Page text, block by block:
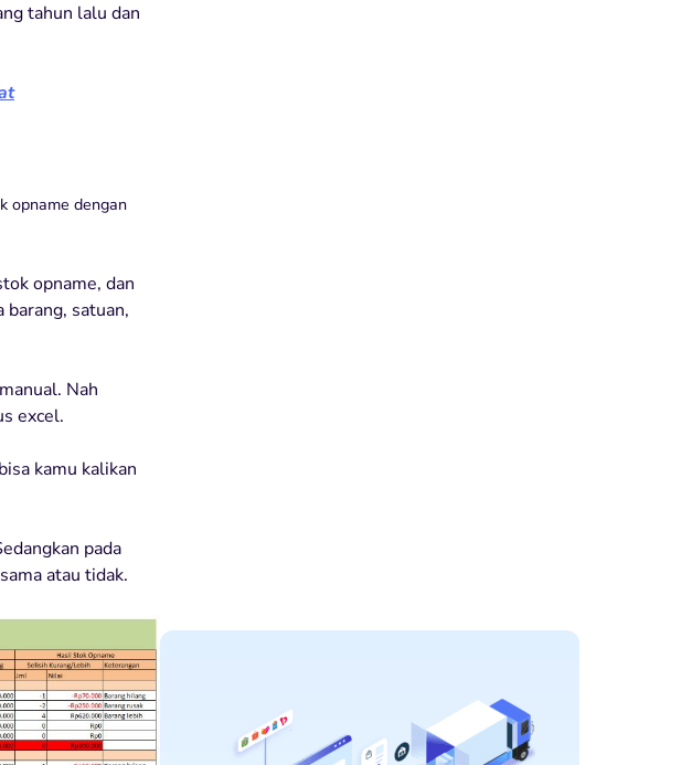
tahun lalu dan
opname dengan
opname, dan
satuan,
Nah
excel.
kamu kalikan
pada
atau tidak.